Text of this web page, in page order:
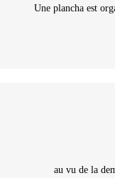
Une plancha est
au vu de la